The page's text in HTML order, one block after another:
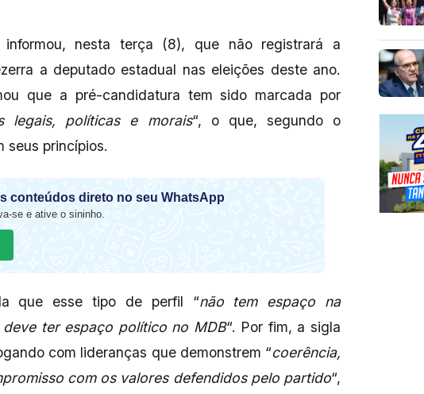
nesta terça (8), que não registrará a
a deputado estadual nas eleições deste ano.
que a pré-candidatura tem sido marcada por
legais, políticas e morais“, o que, segundo o
seus princípios.
conteúdos direto no seu WhatsApp
se e ative o sininho.
que esse tipo de perfil “não tem espaço na
ter espaço político no MDB“. Por fim, a sigla
com lideranças que demonstrem “coerência,
com os valores defendidos pelo partido“,